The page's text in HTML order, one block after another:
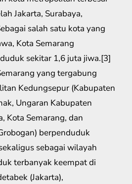
Jakarta, Surabaya,
salah satu kota yang
Kota Semarang
sekitar 1,6 juta jiwa.[3]
yang tergabung
Kedungsepur (Kabupaten
Ungaran Kabupaten
Kota Semarang, dan
berpenduduk
sebagai wilayah
terbanyak keempat di
(Jakarta),